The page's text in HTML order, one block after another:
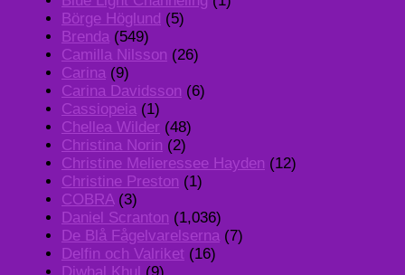
Börge Höglund (5)
Brenda (549)
Camilla Nilsson (26)
Carina (9)
Carina Davidsson (6)
Cassiopeia (1)
Chellea Wilder (48)
Christina Norin (2)
Christine Melieressee Hayden (12)
Christine Preston (1)
COBRA(3)
Daniel Scranton (1,036)
De Blå Fågelvarelserna (7)
Delfin och Valriket (16)